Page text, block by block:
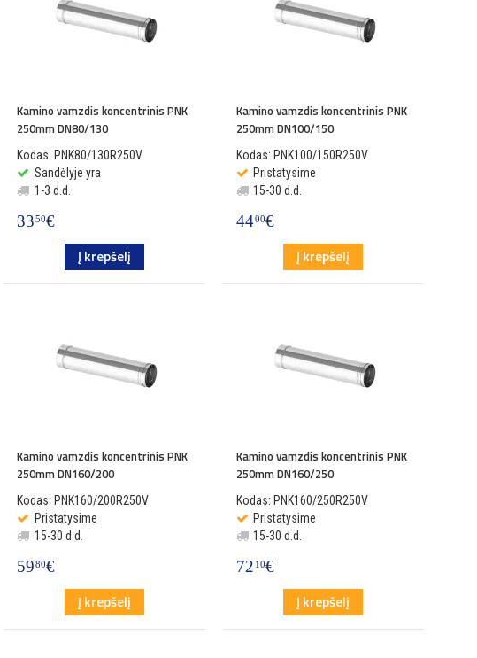
Kamino vamzdis koncentrinis PNK
250mm DN80/130
Kodas: PNK80/130R250V
Sandėlyje yra
1-3 d.d.
33 50€
Į krepšelį
Kamino vamzdis koncentrinis PNK
250mm DN100/150
Kodas: PNK100/150R250V
Pristatysime
15-30 d.d.
4400€
Į krepšelį
Kamino vamzdis koncentrinis PNK
250mm DN160/200
Kodas: PNK160/200R250V
Pristatysime
15-30 d.d.
59 80€
Į krepšelį
Kamino vamzdis koncentrinis PNK
250mm DN160/250
Kodas: PNK160/250R250V
Pristatysime
15-30 d.d.
72 10€
Į krepšelį